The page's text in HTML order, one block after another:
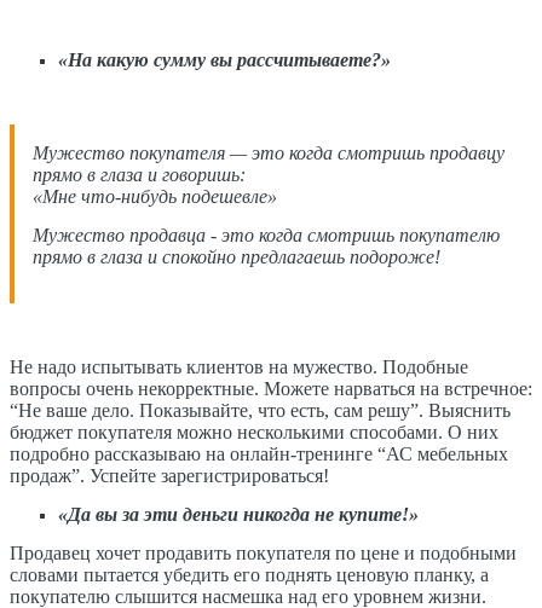
«На какую сумму вы рассчитываете?»
Мужество покупателя — это когда смотришь продавцу
прямо в глаза и говоришь:
«Мне что-нибудь подешевле»
Мужество продавца - это когда смотришь покупателю
прямо в глаза и спокойно предлагаешь подороже!
Не надо испытывать клиентов на мужество. Подобные
вопросы очень некорректные. Можете нарваться на встречное:
“Не ваше дело. Показывайте, что есть, сам решу”. Выяснить
бюджет покупателя можно несколькими способами. О них
подробно рассказываю на онлайн-тренинге “АС мебельных
продаж”. Успейте зарегистрироваться!
«Да вы за эти деньги никогда не купите!»
Продавец хочет продавить покупателя по цене и подобными
словами пытается убедить его поднять ценовую планку, а
покупателю слышится насмешка над его уровнем жизни.